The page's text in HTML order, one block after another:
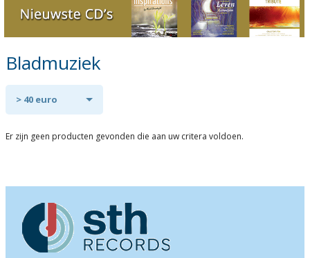
Bladmuziek
> 40 euro
Er zijn geen producten gevonden die aan uw critera voldoen.